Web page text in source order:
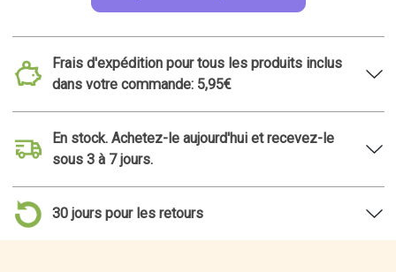
Frais d'expédition pour tous les produits inclus
dans votre commande: 5,95€
En stock. Achetez-le aujourd'hui et recevez-le
sous 3 à 7 jours.
30 jours pour les retours